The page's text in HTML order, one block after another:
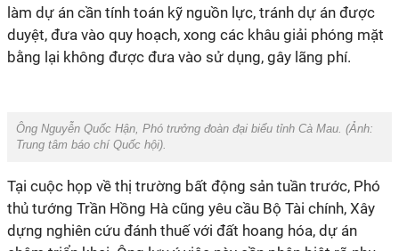
làm dự án cần tính toán kỹ nguồn lực, tránh dự án được
duyệt, đưa vào quy hoạch, xong các khâu giải phóng mặt
bằng lại không được đưa vào sử dụng, gây lãng phí.
Ông Nguyễn Quốc Hận, Phó trưởng đoàn đại biểu tỉnh Cà Mau. (Ảnh:
Trung tâm báo chí Quốc hội).
Tại cuộc họp về thị trường bất động sản tuần trước, Phó
thủ tướng Trần Hồng Hà cũng yêu cầu Bộ Tài chính, Xây
dựng nghiên cứu đánh thuế với đất hoang hóa, dự án